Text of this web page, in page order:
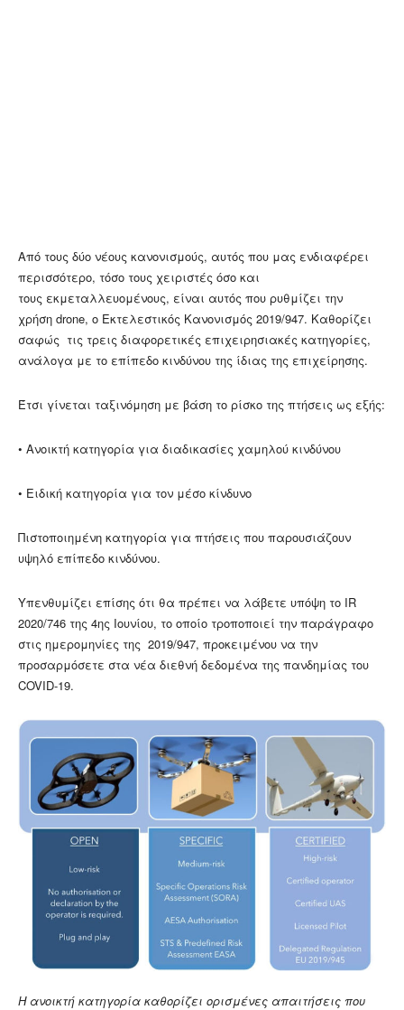
Από τους δύο νέους κανονισμούς, αυτός που μας ενδιαφέρει
περισσότερο, τόσο τους χειριστές όσο και
τους εκμεταλλευομένους, είναι αυτός που ρυθμίζει την
χρήση drone, ο Εκτελεστικός Κανονισμός 2019/947. Καθορίζει
σαφώς τις τρεις διαφορετικές επιχειρησιακές κατηγορίες,
ανάλογα με το επίπεδο κινδύνου της ίδιας της επιχείρησης.
Έτσι γίνεται ταξινόμηση με βάση το ρίσκο της πτήσεις ως εξής:
• Ανοικτή κατηγορία για διαδικασίες χαμηλού κινδύνου
• Ειδική κατηγορία για τον μέσο κίνδυνο
Πιστοποιημένη κατηγορία για πτήσεις που παρουσιάζουν
υψηλό επίπεδο κινδύνου.
Υπενθυμίζει επίσης ότι θα πρέπει να λάβετε υπόψη το IR
2020/746 της 4ης Ιουνίου, το οποίο τροποποιεί την παράγραφο
στις ημερομηνίες της 2019/947, προκειμένου να την
προσαρμόσετε στα νέα διεθνή δεδομένα της πανδημίας του
COVID-19.
Η ανοικτή κατηγορία καθορίζει ορισμένες απαιτήσεις που